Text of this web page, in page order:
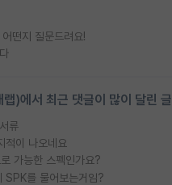
떤지 질문드려요!
)에서 최근 댓글이 많이 달린 글
류
적이 나오네요
가능한 스펙인가요?
SPK를 물어보는거임?